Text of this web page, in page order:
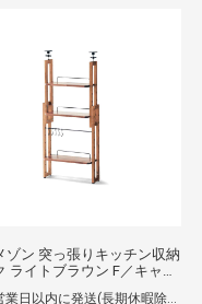
ゾン 突っ張りキッチン収納
ライトブラウン F／キャビ
2～6営業日以内に発送(長期休暇除く)